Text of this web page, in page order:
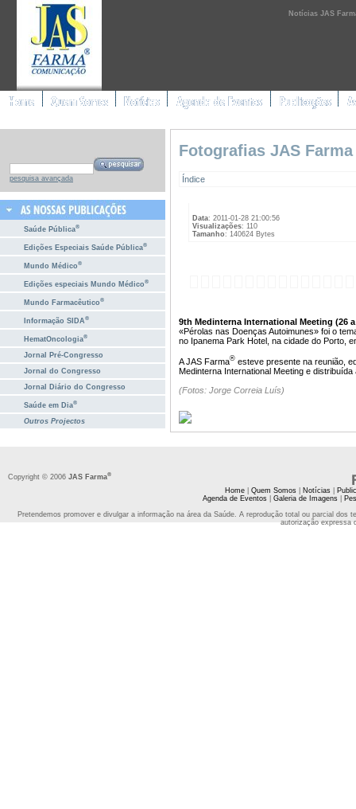
Notícias JAS
pesquisa avançada
Saúde Pública®
Edições Especiais Saúde Pública®
Mundo Médico®
Edições especiais Mundo Médico®
Mundo Farmacêutico®
Informação SIDA®
HematOncologia®
Jornal Pré-Congresso
Jornal do Congresso
Jornal Diário do Congresso
Saúde em Dia®
Outros Projectos
Fotografias JAS
Índice
Data: 2011-01-28 21:00:56
Visualizações: 110
Tamanho: 140624 Bytes
9th Medinterna International Meeting (26 a
«Pérolas nas Doenças Autoimunes» foi o
no Ipanema Park Hotel, na cidade do Porto,
A JAS Farma® esteve presente na reunião,
Medinterna International Meeting e
(Fotos: Jorge Correia Luís)
Copyright © 2006 JAS Farma®
Home| Quem Somos| Notícias|
Agenda de Eventos| Galeria de Imagens|
Pretendemos promover e divulgar a informação na área da Saúde. A reprodução total ou parcial
autorização expressa